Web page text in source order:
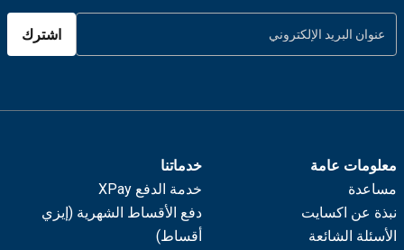
اشترك
معلومات عامة
مساعدة
نبذة عن اكسايت
الأسئلة الشائعة
خدماتنا
خدمة الدفع XPay
دفع الأقساط الشهرية (إيزي
أقساط)